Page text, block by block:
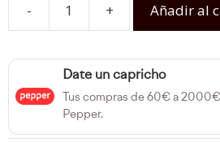
- + Añadir al
Date un capricho
Tus compras de 60€ a
Pepper.